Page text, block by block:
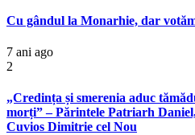
Cu gândul la Monarhie, dar
7 ani ago
2
„Credința și smerenia aduc
morți” – Părintele Patriarh
Cuvios Dimitrie cel Nou